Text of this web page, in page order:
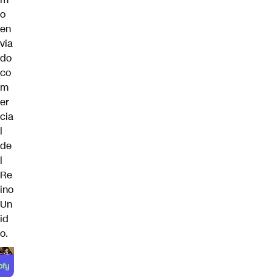
o
en
via
do
co
m
er
cia
l
de
l
Re
ino
Un
id
o.